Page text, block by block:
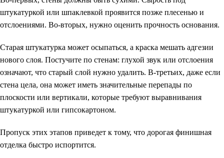
штукатуркой или шпаклевкой проявится позже плесенью и
отслоениями. Во-вторых, нужно оценить прочность основания.
Старая штукатурка может осыпаться, а краска мешать адгезии
нового слоя. Постучите по стенам: глухой звук или отслоения
означают, что старый слой нужно удалить. В-третьих, даже если
стена цела, она может иметь значительные перепады по
плоскости или вертикали, которые требуют выравнивания
штукатуркой или гипсокартоном.
Пропуск этих этапов приведет к тому, что дорогая финишная
отделка быстро испортится.